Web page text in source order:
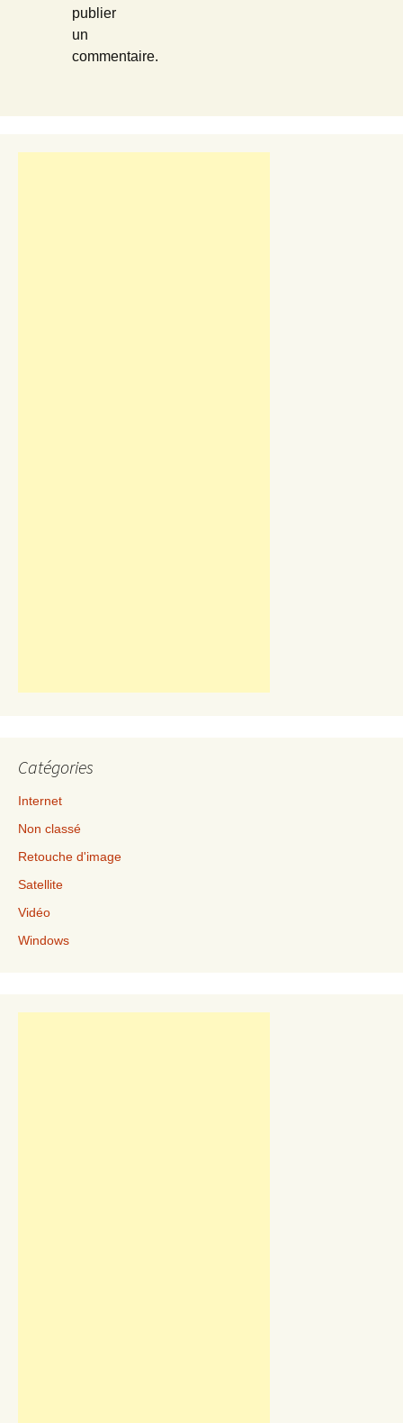
publier
un
commentaire.
Catégories
Internet
Non classé
Retouche d'image
Satellite
Vidéo
Windows